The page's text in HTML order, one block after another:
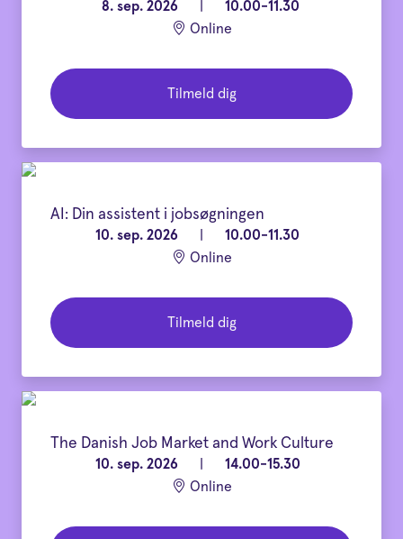
8. sep. 2026
10.00-11.30
Online
Tilmeld dig
AI: Din assistent i jobsøgningen
10. sep. 2026
10.00-11.30
Online
Tilmeld dig
The Danish Job Market and Work Culture
10. sep. 2026
14.00-15.30
Online